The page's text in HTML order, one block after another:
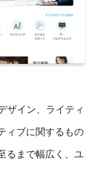
ザイン、ライティ
ィブに関するもの
るまで幅広く、ユ